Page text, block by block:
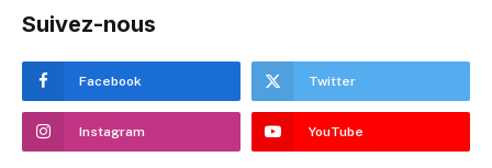
Suivez-nous
Facebook Twitter
Instagram YouTube